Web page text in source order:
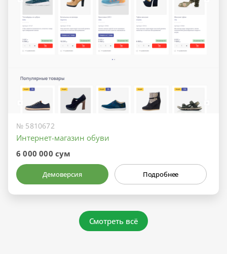
№ 5810672
Интернет-магазин обуви
6 000 000 сум
Демоверсия Подробнее
Смотреть всё